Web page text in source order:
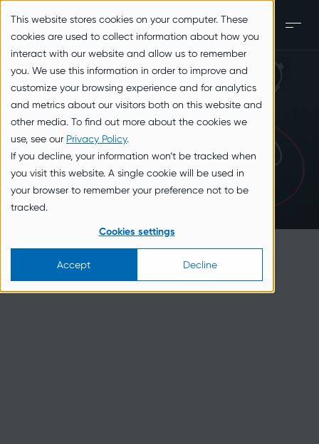
This website stores cookies on your computer. These
cookies are used to collect information about how you
interact with our website and allow us to remember
you. We use this information in order to improve and
customize your browsing experience and for analytics
and metrics about our visitors both on this website and
other media. To find out more about the cookies we
use, see our Privacy Policy.
If you decline, your information won’t be tracked when
you visit this website. A single cookie will be used in
your browser to remember your preference not to be
tracked.
Cookies settings
Accept Decline
zum Inhalt springen
IT